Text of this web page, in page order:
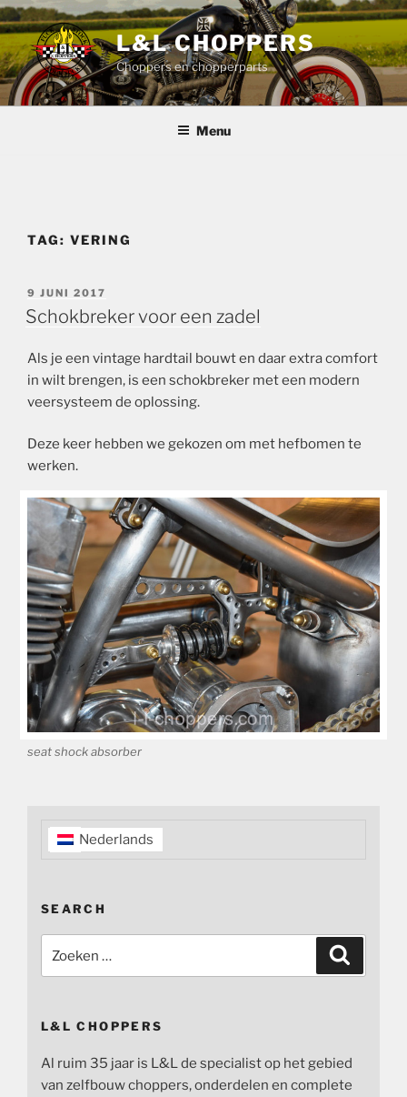
Ga
naar
de
inhoud
L&L CHOPPERS
Choppers en chopperparts
Menu
TAG: VERING
GEPLAATST
OP
9 JUNI 2017
Schokbreker voor een zadel
Als je een vintage hardtail bouwt en daar extra comfort
in wilt brengen, is een schokbreker met een modern
veersysteem de oplossing.
Deze keer hebben we gekozen om met hefbomen te
werken.
seat shock absorber
Nederlands
SEARCH
naar:
L&L CHOPPERS
Al ruim 35 jaar is L&L de specialist op het gebied
van zelfbouw choppers, onderdelen en complete